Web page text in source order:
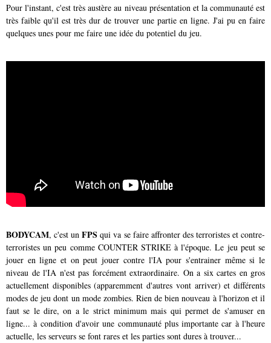
Pour l'instant, c'est très austère au niveau présentation et la communauté est
très faible qu'il est très dur de trouver une partie en ligne. J'ai pu en faire
quelques unes pour me faire une idée du potentiel du jeu.
BODYCAM, c'est unFPS qui va se faire affronter des terroristes et contre-
terroristes un peu comme COUNTER STRIKE à l'époque. Le jeu peut se
jouer en ligne et on peut jouer contre l'IA pour s'entrainer même si le
niveau de l'IA n'est pas forcément extraordinaire. On a six cartes en gros
actuellement disponibles (apparemment d'autres vont arriver) et différents
modes de jeu dont un mode zombies. Rien de bien nouveau à l'horizon et il
faut se le dire, on a le strict minimum mais qui permet de s'amuser en
ligne... à condition d'avoir une communauté plus importante car à l'heure
actuelle, les serveurs se font rares et les parties sont dures à trouver...